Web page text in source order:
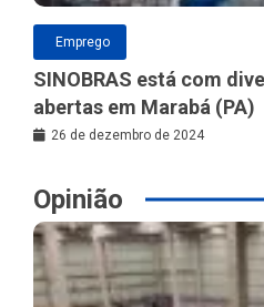
Emprego
SINOBRAS está com
abertas em Marabá (PA)
26 de dezembro de 2024
Opinião